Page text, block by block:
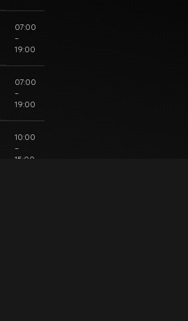
07:00
–
19:00
07:00
–
19:00
10:00
–
15:00